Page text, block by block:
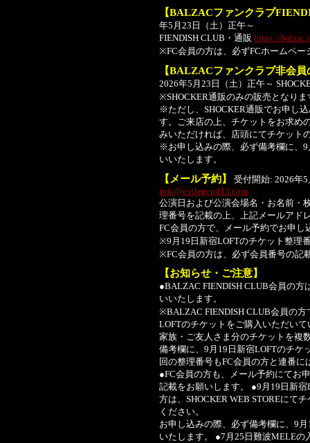
【BALZACファンクラブ
年5月23日（土）正午～
FIENDISH CLUB・通販 https://
※FC会員の方は、必ずFCホームペ
【BALZACファンクラブ非会
2026年5月23日（土）正午～
※SHOCKER通販のみの販売となり
※ただし、SHOCKER通販でお申し
す。ご来店の上、チケットをお求め
みいただければ、店頭にてチケット
※お申し込みの際、必ず備考欄に、
いいたします。
【メール予約】
受付開始: 2026年
info@evilegend13.com
公演日および公演会場名・お名前・
理番号を記載の上、上記メールアド
FC会員の方で、メール予約でお申
※9月19日新宿LOFTのチケット整理
※FC会員の方は、必ず会員番号の記
【お知らせ・ご注意】
●BALZAC FIENDISH CLUB会員の
いいたします。
※BALZAC FIENDISH CLUB会員の
LOFTのチケットをご購入いただい
家族・ご友人さま分のチケットを複
備考欄に、9月19日新宿LOFTのチケ
回の整理番号もFC会員の方と連番に
●FC会員の方も、メール予約にてお
記載をお願いします。 ●9月19日新
方は、SHOCKER WEB STOREにて
ください。
お申し込みの際、必ず備考欄に、9
いたします。 ●7月25日難波MELE